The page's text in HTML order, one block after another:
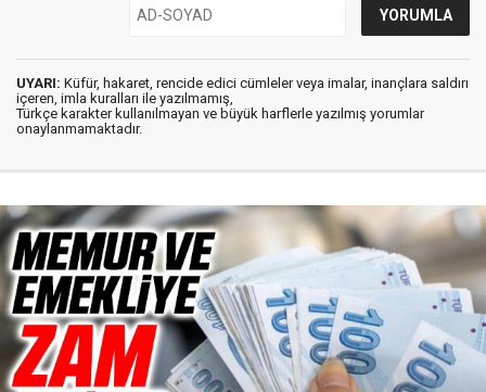
UYARI: Küfür, hakaret, rencide edici cümleler veya imalar, inançlara saldırı
içeren, imla kuralları ile yazılmamış,
Türkçe karakter kullanılmayan ve büyük harflerle yazılmış yorumlar
onaylanmamaktadır.